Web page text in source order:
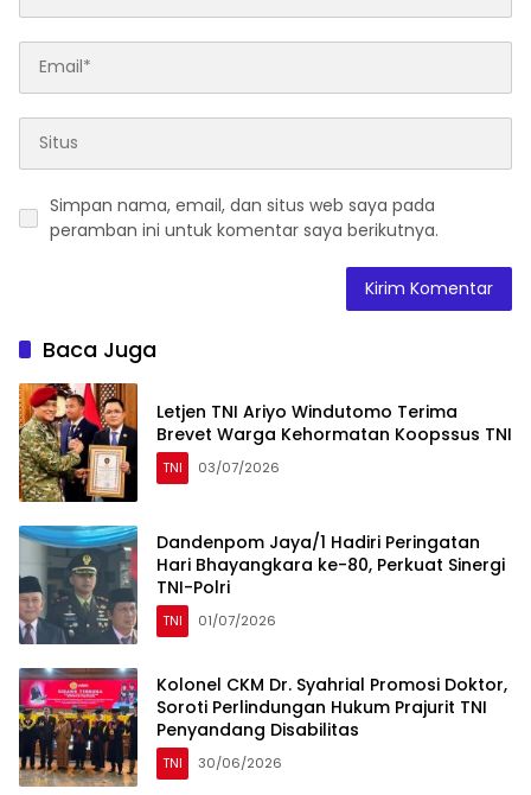
Simpan nama, email, dan situs web saya pada
peramban ini untuk komentar saya berikutnya.
Baca Juga
Letjen TNI Ariyo Windutomo Terima
Brevet Warga Kehormatan Koopssus TNI
TNI 03/07/2026
Dandenpom Jaya/1 Hadiri Peringatan
Hari Bhayangkara ke-80, Perkuat Sinergi
TNI-Polri
TNI 01/07/2026
Kolonel CKM Dr. Syahrial Promosi Doktor,
Soroti Perlindungan Hukum Prajurit TNI
Penyandang Disabilitas
TNI 30/06/2026